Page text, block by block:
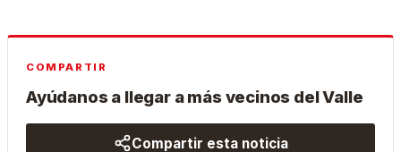
COMPARTIR
Ayúdanos a llegar a más vecinos del Valle
Compartir esta noticia